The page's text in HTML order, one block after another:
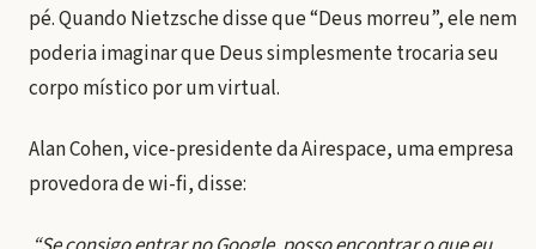
pé. Quando Nietzsche disse que “Deus morreu”, ele nem
poderia imaginar que Deus simplesmente trocaria seu
corpo místico por um virtual.
Alan Cohen, vice-presidente da Airespace, uma empresa
provedora de wi-fi, disse: